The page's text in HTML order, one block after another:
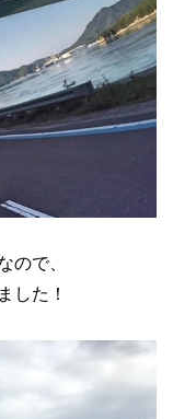
ので、
した！